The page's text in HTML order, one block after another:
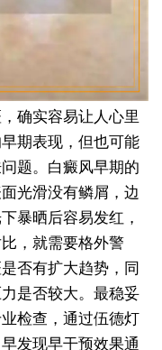
确实容易让人心里
期表现，但也可能
题。白癜风早期的
光滑没有鳞屑，边
暴晒后容易发红，
，就需要格外警
否有扩大趋势，同
是否较大。最稳妥
检查，通过伍德灯
发现早干预效果通